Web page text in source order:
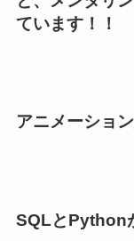
ています！！
アニメーショ
SQLとPython